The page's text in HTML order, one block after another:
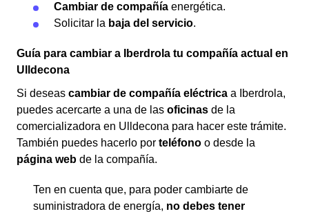
Cambiar de compañía energética.
Solicitar la baja del servicio.
Guía para cambiar a Iberdrola tu compañía actual en
Ulldecona
Si deseas cambiar de compañía eléctrica a Iberdrola,
puedes acercarte a una de las oficinas de la
comercializadora en Ulldecona para hacer este trámite.
También puedes hacerlo por teléfono o desde la
página web de la compañía.
Ten en cuenta que, para poder cambiarte de
suministradora de energía, no debes tener